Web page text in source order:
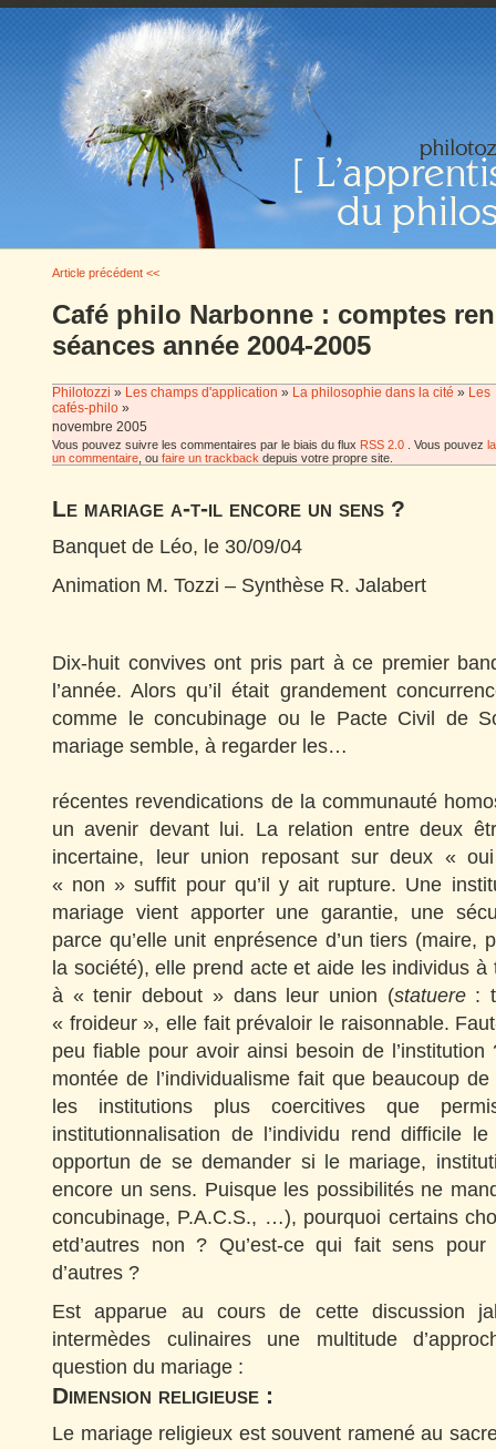
Article précédent <<
Café philo Narbonne : comptes
séances année 2004-2005
Philotozzi » Les champs d'application » La philosophie dans la cité » Les
cafés-philo »
novembre 2005
Vous pouvez suivre les commentaires par le biais du flux RSS 2.0 . Vous pouvez
un commentaire , ou faire un trackback depuis votre propre site.
Le mariage a-t-il encore un sens ?
Banquet de Léo, le 30/09/04
Animation M. Tozzi – Synthèse R. Jalabert
Dix-huit convives ont pris part à ce premier
l’année. Alors qu’il était grandement
comme le concubinage ou le Pacte Civil de
mariage semble, à regarder les…
récentes revendications de la communauté
un avenir devant lui. La relation entre deux
incertaine, leur union reposant sur deux «
« non » suffit pour qu’il y ait rupture. Une
mariage vient apporter une garantie, une
parce qu’elle unit enprésence d’un tiers (maire,
la société), elle prend acte et aide les individus
à « tenir debout » dans leur union (statuere :
« froideur », elle fait prévaloir le raisonnable.
peu fiable pour avoir ainsi besoin de
montée de l’individualisme fait que beaucoup
les institutions plus coercitives que
institutionnalisation de l’individu rend difficile
opportun de se demander si le mariage,
encore un sens. Puisque les possibilités ne
concubinage, P.A.C.S., …), pourquoi certains
etd’autres non ? Qu’est-ce qui fait sens
d’autres ?
Est apparue au cours de cette discussion
intermèdes culinaires une multitude
question du mariage :
Dimension religieuse :
Le mariage religieux est souvent ramené au